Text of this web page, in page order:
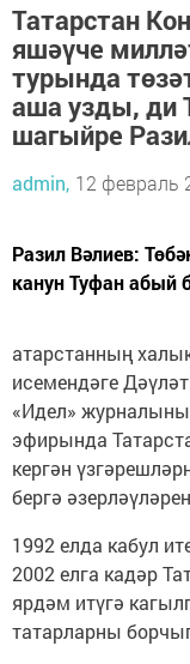
Татарстан
яшәүче
турында
аша узды, ди
шагыйре
admin, 12 февраль
Разил Вәлиев:
канун Туфан абый
атарстанның
исемендәге
«Идел»
эфирында
кергән
бергә
1992 елда кабул
2002 елга кадәр
ярдәм итүгә
татарларны